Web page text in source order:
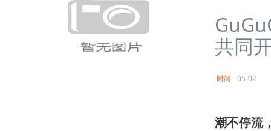
共同
时尚 05-02
潮不停流